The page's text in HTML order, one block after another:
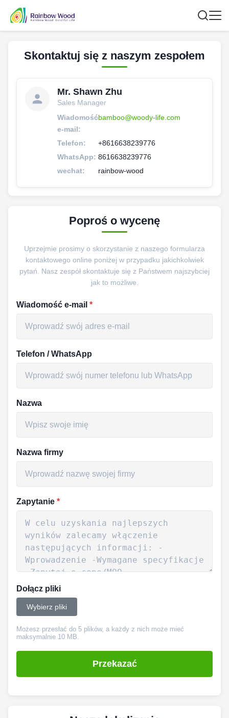
Skontaktuj się z naszym zespołem
Mr. Shawn Zhu
Sales Manager
Wiadomość
e-mail:
bamboo@woody-life.com
Telefon:
+8616638239776
WhatsApp: 8616638239776
wechat:
rainbow-wood
Poproś o wycenę
Uprzejmie prosimy o skorzystanie z naszego formularza
kontaktowego online poniżej w przypadku jakichkolwiek
pytań. Nasz zespół skontaktuje się z Państwem najszybciej
jak to możliwe.
Wiadomość e-mail *
Telefon / WhatsApp
Nazwa
Nazwa firmy
Zapytanie *
Dołącz pliki
Wybierz pliki
Możesz przesłać do 5 plików, a każdy z nich może mieć
maksymalnie 10 MB.
Przekazać